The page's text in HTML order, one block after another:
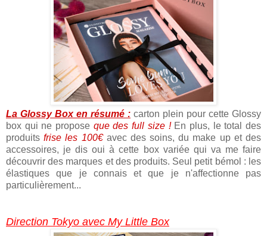
La Glossy Box en résumé : carton plein pour cette Glossy
box qui ne propose que des full size !En plus, le total des
produitsfrise les 100€avec des soins, du make up et des
accessoires, je dis oui à cette box variée qui va me faire
découvrir des marques et des produits. Seul petit bémol : les
élastiques que je connais et que je n'affectionne pas
particulièrement...
Direction Tokyo avec My Little Box